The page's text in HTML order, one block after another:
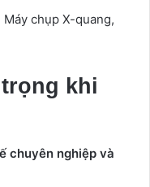
chụp X-quang,
khi
chuyên nghiệp và